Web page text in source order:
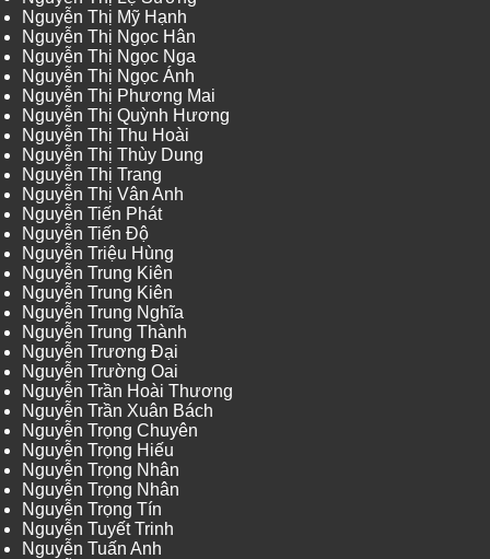
Nguyễn Thị Mỹ Hạnh
Nguyễn Thị Ngọc Hân
Nguyễn Thị Ngọc Nga
Nguyễn Thị Ngọc Ánh
Nguyễn Thị Phương Mai
Nguyễn Thị Quỳnh Hương
Nguyễn Thị Thu Hoài
Nguyễn Thị Thùy Dung
Nguyễn Thị Trang
Nguyễn Thị Vân Anh
Nguyễn Tiến Phát
Nguyễn Tiến Độ
Nguyễn Triệu Hùng
Nguyễn Trung Kiên
Nguyễn Trung Kiên
Nguyễn Trung Nghĩa
Nguyễn Trung Thành
Nguyễn Trương Đại
Nguyễn Trường Oai
Nguyễn Trần Hoài Thương
Nguyễn Trần Xuân Bách
Nguyễn Trọng Chuyên
Nguyễn Trọng Hiếu
Nguyễn Trọng Nhân
Nguyễn Trọng Nhân
Nguyễn Trọng Tín
Nguyễn Tuyết Trinh
Nguyễn Tuấn Anh